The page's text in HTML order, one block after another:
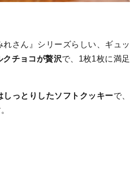
れさん』シリーズらしい、ギュッ
クチョコが贅沢で、1枚1枚に満足
しっとりしたソフトクッキーで、